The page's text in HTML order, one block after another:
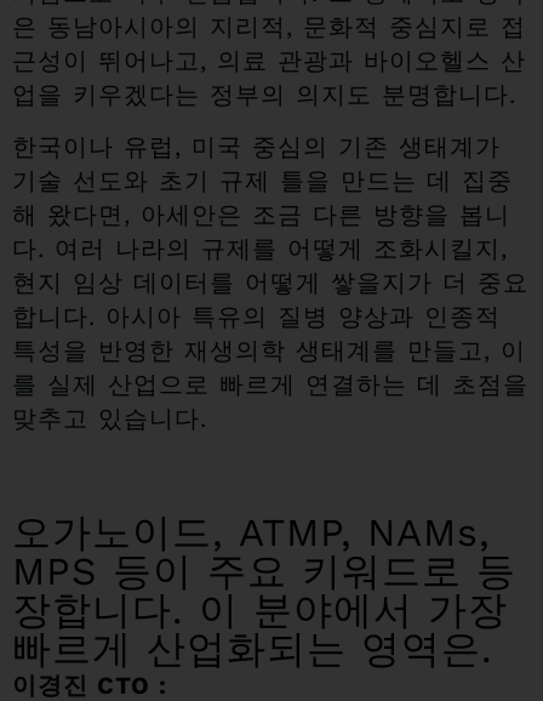
은 동남아시아의 지리적, 문화적 중심지로 접
근성이 뛰어나고, 의료 관광과 바이오헬스 산
업을 키우겠다는 정부의 의지도 분명합니다.
한국이나 유럽, 미국 중심의 기존 생태계가
기술 선도와 초기 규제 틀을 만드는 데 집중
해 왔다면, 아세안은 조금 다른 방향을 봅니
다. 여러 나라의 규제를 어떻게 조화시킬지,
현지 임상 데이터를 어떻게 쌓을지가 더 중요
합니다. 아시아 특유의 질병 양상과 인종적
특성을 반영한 재생의학 생태계를 만들고, 이
를 실제 산업으로 빠르게 연결하는 데 초점을
맞추고 있습니다.
오가노이드, ATMP, NAMs,
MPS 등이 주요 키워드로 등
장합니다. 이 분야에서 가장
빠르게 산업화되는 영역은.
이경진 CTO :